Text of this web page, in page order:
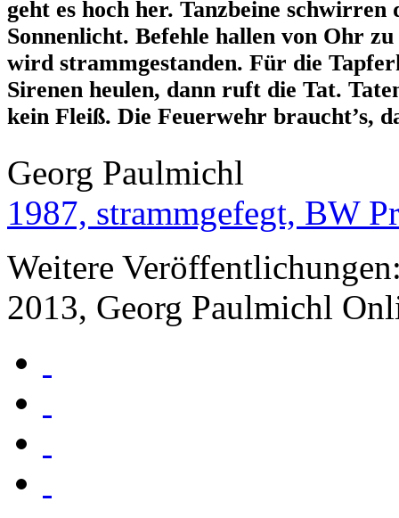
geht es hoch her. Tanzbeine
Sonnenlicht. Befehle hallen von Ohr
wird strammgestanden. Für die
Sirenen heulen, dann ruft die Tat.
kein Fleiß. Die Feuerwehr braucht’s,
Georg Paulmichl
1987, strammgefegt, BW
Weitere
2013, Georg Paulmichl